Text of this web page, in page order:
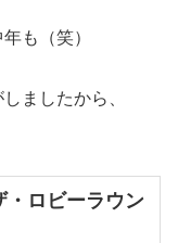
も（笑）
ましたから、
・ロビーラウン